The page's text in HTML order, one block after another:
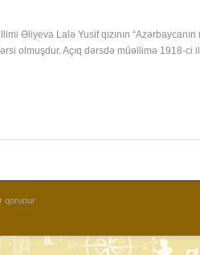
Əliyeva Lalə Yusif qızının
olmuşdur. Açıq dərsdə müəllimə 1918-ci
qorunur